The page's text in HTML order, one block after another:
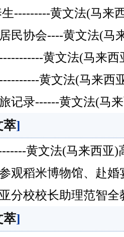
---------黄文法(马来
民协会----黄文法(马
黄文法(马来
黄文法(马来西
记录------黄文法(马
萃]
黄文法(马来西亚)
观稻米博物馆、赴
分校校长助理范智
萃]